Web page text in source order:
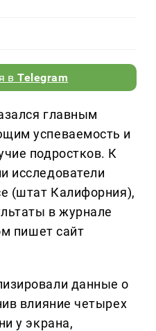
вTelegram
главным
успеваемость и
подростков. К
исследователи
(штат Калифорния),
в журнале
пишет сайт
данные о
влияние четырех
у экрана,